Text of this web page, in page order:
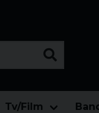
Tv/Film